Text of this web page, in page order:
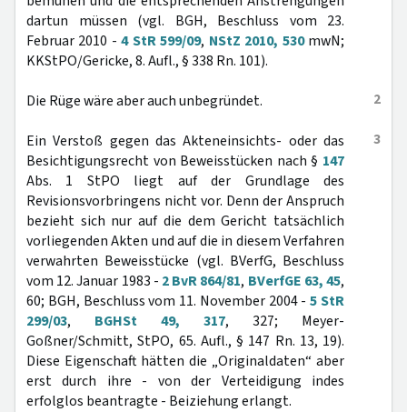
dartun müssen (vgl. BGH, Beschluss vom 23.
Februar 2010 -4 StR 599/09, NStZ 2010, 530mwN;
KKStPO/Gericke, 8. Aufl., § 338 Rn. 101).
2
Die Rüge wäre aber auch unbegründet.
3
Ein Verstoß gegen das Akteneinsichts- oder das
Besichtigungsrecht von Beweisstücken nach § 147
Abs. 1 StPO liegt auf der Grundlage des
Revisionsvorbringens nicht vor. Denn der Anspruch
bezieht sich nur auf die dem Gericht tatsächlich
vorliegenden Akten und auf die in diesem Verfahren
verwahrten Beweisstücke (vgl. BVerfG, Beschluss
vom 12. Januar 1983 - 2 BvR 864/81, BVerfGE 63, 45,
60; BGH, Beschluss vom 11. November 2004 -5 StR
299/03, BGHSt 49, 317, 327; Meyer-
Goßner/Schmitt, StPO, 65. Aufl., § 147 Rn. 13, 19).
Diese Eigenschaft hätten die „Originaldaten“ aber
erst durch ihre - von der Verteidigung indes
erfolglos beantragte - Beiziehung erlangt.